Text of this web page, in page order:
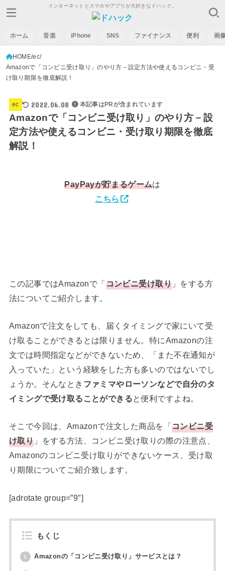
インターネットとスマホやアプリが大好きなドハック。
ホーム 音楽 iPhone SNS ファイナンス 便利 画
HOME ec
Amazonで「コンビニ受け取り」のやり方－設定方法や使えるコンビニ・受
け取り期限を徹底解説！
ec 2022.06.08 本記事はPRが含まれています
Amazonで「コンビニ受け取り」のやり方－設
定方法や使えるコンビニ・受け取り期限を徹底
解説！
PayPayが貯まるゲームは
こちら
この記事ではAmazonで「コンビニ受け取り」をする方
法についてご紹介します。
Amazonで注文をしても、届くタイミングで家にいて受
け取ることができるとは限りません。特にAmazonの注
文では時間指定などができないため、「また不在通知が
入っていた」という経験をした方も多いのではないでし
ょうか。そんなとき ファミマやローソンなどで自分のタ
イミングで受け取ることができると便利ですよね。
そこで今回は、Amazonで注文した商品を「 コンビニ受
け取り 」をする方法、コンビニ受け取りの際の注意点、
Amazonのコンビニ受け取りができないケース、受け取
り期限についてご紹介致します。
[adrotate group=”9″]
もくじ
1 Amazonの「コンビニ受け取り」サービスとは？